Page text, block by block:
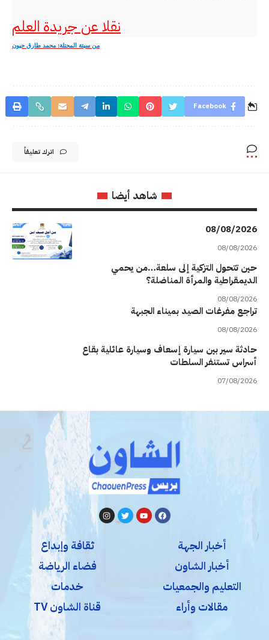
نقلا عن جريدة العلم
من سبتة المحتلة‮: ‬محمد طارق حيون
Facebook
اترك تعليقاً
شاهد أيضا
08/08/2026
08/08/2026
حين تتحول التزكية إلى سلعة…من يحمي
الديمقراطية والمرأة المناضلة؟
08/08/2026
تراجع مفرغات الصيد بميناء الجبهة
08/08/2026
حادثة سير بين سيارة إسعاف وسيارة عائلية بقاع
أسراس تستنفر السلطات
07/08/2026
أخبار الجهة
أخبار الشاون
التعليم والجمعيات
مقالات وأراء
ثقافة وإبداع
فضاء الرياضة
خدمات
قناة الشاون TV